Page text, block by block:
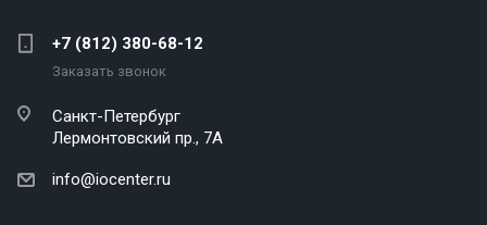
+7 (812) 380-68-12
Заказать звонок
Санкт-Петербург
Лермонтовский пр., 7А
info@iocenter.ru